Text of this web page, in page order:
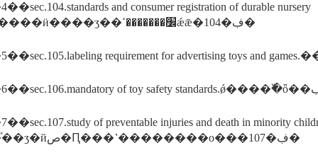
and consumer registration of durable nursery
products.����ӥ����ʒ��׼�������ߵǽǣ�104�ڣ�
of preventable injuries and death in minority
���ֶ�ͯ��ʒ�йص�Ԥ���˺��������о���107�ڣ�